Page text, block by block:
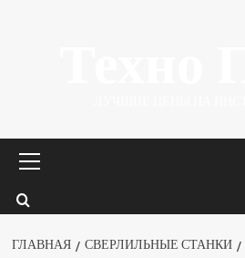
меню
ГЛАВНАЯ СВЕРЛИЛЬНЫЕ СТАНКИ